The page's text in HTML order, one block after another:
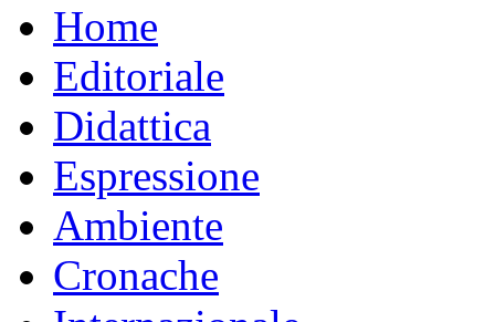
Home
Editoriale
Didattica
Espressione
Ambiente
Cronache